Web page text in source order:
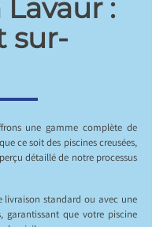
:
sur-
une gamme complète de
ce soit des piscines creusées,
détaillé de notre processus
livraison standard ou avec une
garantissant que votre piscine